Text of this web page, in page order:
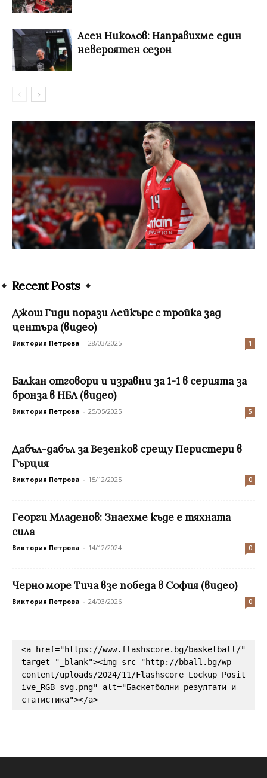
Асен Николов: Направихме един
невероятен сезон
Recent Posts
Джош Гиди порази Лейкърс с тройка зад
центъра (видео)
Виктория Петрова - 28/03/2025 1
Балкан отговори и изравни за 1-1 в серията за
бронза в НБЛ (видео)
Виктория Петрова - 25/05/2025 5
Дабъл-дабъл за Везенков срещу Перистери в
Гърция
Виктория Петрова - 15/12/2025 0
Георги Младенов: Знаехме къде е тяхната
сила
Виктория Петрова - 14/12/2024 0
Черно море Тича взе победа в София (видео)
Виктория Петрова - 24/03/2026 0
<a href="https://www.flashscore.bg/basketball/"
target="_blank"><img src="http://bball.bg/wp-
content/uploads/2024/11/Flashscore_Lockup_Posit
ive_RGB-svg.png" alt="Баскетболни резултати и
статистика"></a>